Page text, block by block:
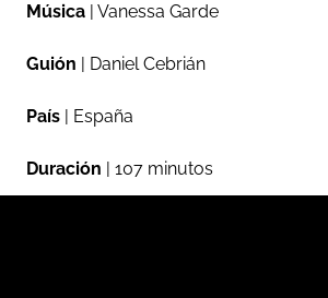
Música | Vanessa Garde
Guión | Daniel Cebrián
País | España
Duración | 107 minutos